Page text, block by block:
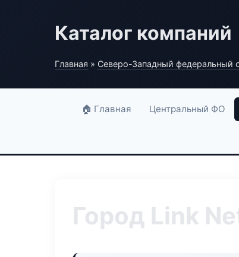
Каталог компаний
Главная » Северо-Западный федеральный
🏠 Главная Центральный ФО
Город Link